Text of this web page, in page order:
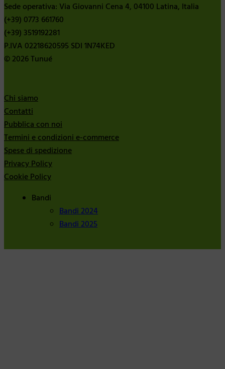
Sede operativa: Via Giovanni Cena 4, 04100 Latina, Italia
(+39) 0773 661760
(+39) 3519192281
P.IVA 02218620595 SDI 1N74KED
© 2026 Tunué
Chi siamo
Contatti
Pubblica con noi
Termini e condizioni e-commerce
Spese di spedizione
Privacy Policy
Cookie Policy
Bandi
Bandi 2024
Bandi 2025